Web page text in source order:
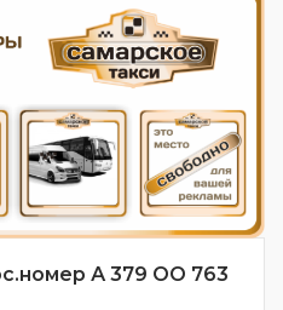
А 379 ОО 763